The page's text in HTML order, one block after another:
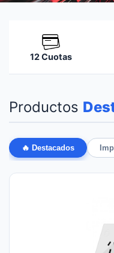
12 Cuotas
Productos
🔥 Destacados